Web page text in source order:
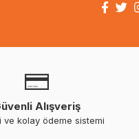
Alışveriş
ve kolay ödeme sistemi